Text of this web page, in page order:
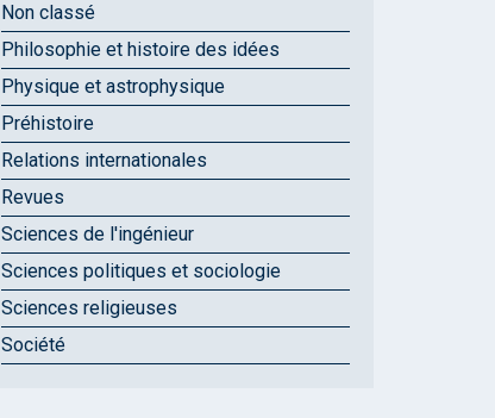
Non classé
Philosophie et histoire des idées
Physique et astrophysique
Préhistoire
Relations internationales
Revues
Sciences de l'ingénieur
Sciences politiques et sociologie
Sciences religieuses
Société